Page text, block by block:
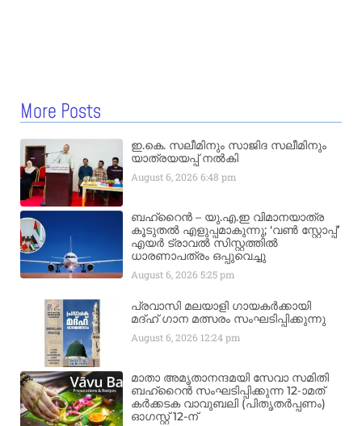
More Posts
ഇ.കെ. സലീമിനും സാജിദ സലീമിനും
യാത്രയയപ്പ് നൽകി
August 6, 20266:48 pm
ബഹ്‌റൈൻ – യു.എ.ഇ വിമാനയാത്ര
കൂടുതൽ എളുപ്പമാകുന്നു; ‘വൺ സ്റ്റോപ്പ്’
എയർ ട്രാവൽ സിസ്റ്റത്തിൽ
ധാരണാപത്രം ഒപ്പുവെച്ചു
August 6, 20265:25 pm
പ്രവാസി മലയാളി ഗായകർക്കായി
മദ്ഹ് ഗാന മത്സരം സംഘടിപ്പിക്കുന്നു
August 6, 2026 12:24 pm
മാതാ അമൃതാനന്ദമയി സേവാ സമിതി
ബഹ്‌റൈൻ സംഘടിപ്പിക്കുന്ന 12-ാമത്
കർക്കടക വാവുബലി (പിതൃതർപ്പണം)
ഓഗസ്റ്റ് 12-ന്